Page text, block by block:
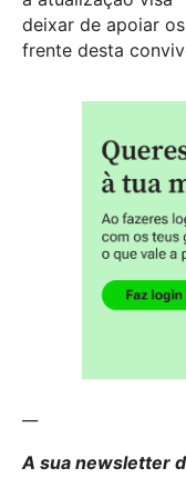
deixar de apoiar
frente desta
A sua newsletter